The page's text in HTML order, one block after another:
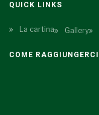
QUICK LINKS
La cartina Gallery
COME RAGGIUNGERCI